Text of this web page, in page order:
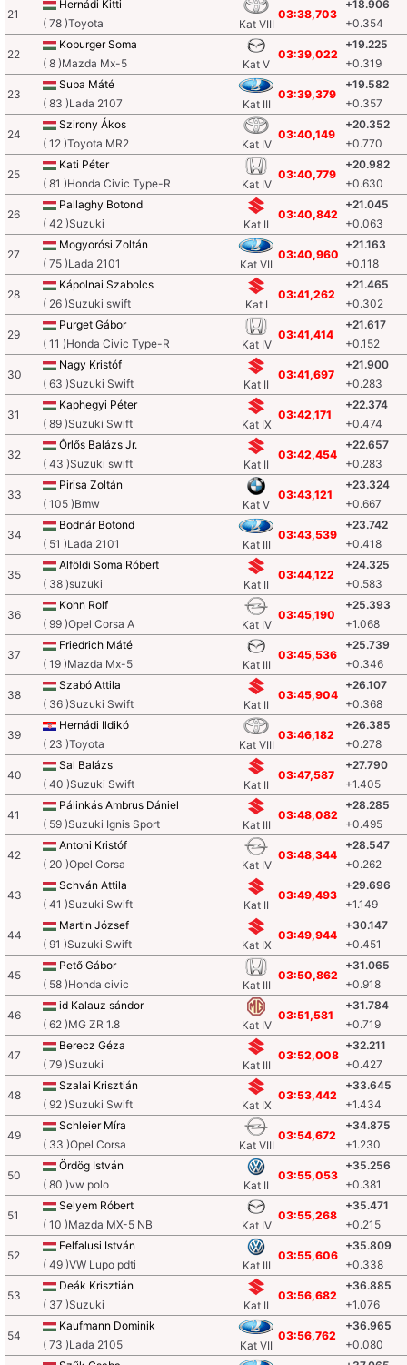
21
Hernádi Kitti
( 78 )Toyota
Kat VIII
03:38,703
+18.906
+0.354
22
Koburger Soma
( 8 )Mazda Mx-5
Kat V
03:39,022
+19.225
+0.319
23
Suba Máté
( 83 )Lada 2107
Kat III
03:39,379
+19.582
+0.357
24
Szirony Ákos
( 12 )Toyota MR2
Kat IV
03:40,149
+20.352
+0.770
25
Kati Péter
( 81 )Honda Civic Type-R
Kat IV
03:40,779
+20.982
+0.630
26
Pallaghy Botond
( 42 )Suzuki
Kat II
03:40,842
+21.045
+0.063
27
Mogyorósi Zoltán
( 75 )Lada 2101
Kat VII
03:40,960
+21.163
+0.118
28
Kápolnai Szabolcs
( 26 )Suzuki swift
Kat I
03:41,262
+21.465
+0.302
29
Purget Gábor
( 11 )Honda Civic Type-R
Kat IV
03:41,414
+21.617
+0.152
30
Nagy Kristóf
( 63 )Suzuki Swift
Kat II
03:41,697
+21.900
+0.283
31
Kaphegyi Péter
( 89 )Suzuki Swift
Kat IX
03:42,171
+22.374
+0.474
32
Őrlős Balázs Jr.
( 43 )Suzuki swift
Kat II
03:42,454
+22.657
+0.283
33
Pirisa Zoltán
( 105 )Bmw
Kat V
03:43,121
+23.324
+0.667
34
Bodnár Botond
( 51 )Lada 2101
Kat III
03:43,539
+23.742
+0.418
35
Alföldi Soma Róbert
( 38 )suzuki
Kat II
03:44,122
+24.325
+0.583
36
Kohn Rolf
( 99 )Opel Corsa A
Kat IV
03:45,190
+25.393
+1.068
37
Friedrich Máté
( 19 )Mazda Mx-5
Kat III
03:45,536
+25.739
+0.346
38
Szabó Attila
( 36 )Suzuki Swift
Kat II
03:45,904
+26.107
+0.368
39
Hernádi Ildikó
( 23 )Toyota
Kat VIII
03:46,182
+26.385
+0.278
40
Sal Balázs
( 40 )Suzuki Swift
Kat II
03:47,587
+27.790
+1.405
41
Pálinkás Ambrus Dániel
( 59 )Suzuki Ignis Sport
Kat III
03:48,082
+28.285
+0.495
42
Antoni Kristóf
( 20 )Opel Corsa
Kat IV
03:48,344
+28.547
+0.262
43
Schván Attila
( 41 )Suzuki Swift
Kat II
03:49,493
+29.696
+1.149
44
Martin József
( 91 )Suzuki Swift
Kat IX
03:49,944
+30.147
+0.451
45
Pető Gábor
( 58 )Honda civic
Kat III
03:50,862
+31.065
+0.918
46
id Kalauz sándor
( 62 )MG ZR 1.8
Kat IV
03:51,581
+31.784
+0.719
47
Berecz Géza
( 79 )Suzuki
Kat III
03:52,008
+32.211
+0.427
48
Szalai Krisztián
( 92 )Suzuki Swift
Kat IX
03:53,442
+33.645
+1.434
49
Schleier Míra
( 33 )Opel Corsa
Kat VIII
03:54,672
+34.875
+1.230
50
Ördög István
( 80 )vw polo
Kat II
03:55,053
+35.256
+0.381
51
Selyem Róbert
( 10 )Mazda MX-5 NB
Kat IV
03:55,268
+35.471
+0.215
52
Felfalusi István
( 49 )VW Lupo pdti
Kat III
03:55,606
+35.809
+0.338
53
Deák Krisztián
( 37 )Suzuki
Kat II
03:56,682
+36.885
+1.076
54
Kaufmann Dominik
( 73 )Lada 2105
Kat VII
03:56,762
+36.965
+0.080